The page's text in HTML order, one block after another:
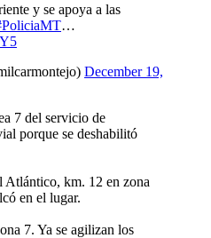
y se apoya a las
…
December 19,
7 del servicio de
porque se deshabilitó
Atlántico, km. 12 en zona
en el lugar.
7. Ya se agilizan los